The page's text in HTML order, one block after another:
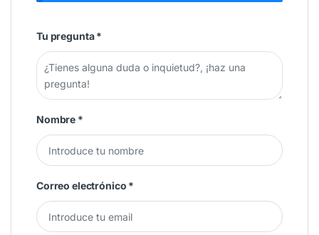
Tu pregunta*
Nombre *
Correo electrónico *